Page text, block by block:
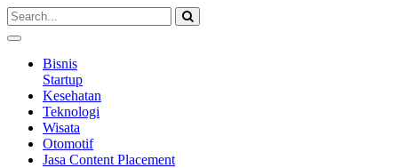
Bisnis
Startup
Kesehatan
Teknologi
Wisata
Otomotif
Jasa Content Placement